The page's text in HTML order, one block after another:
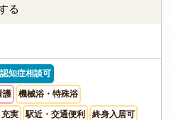
る
認知症相談可
護 機械浴・特殊浴
実 駅近・交通便利 終身入居可